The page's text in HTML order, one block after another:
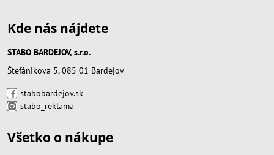
Kde nás nájdete
STABO BARDEJOV, s.r.o.
Štefánikova 5, 085 01 Bardejov
stabobardejov.sk
stabo_reklama
Všetko o nákupe